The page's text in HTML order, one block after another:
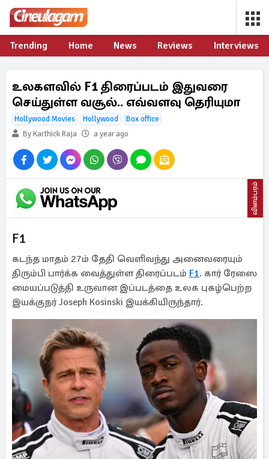
Trending Home News Reviews Interviews
உலகளவில் F1 திரைப்படம் இதுவரை
செய்துள்ள வசூல்.. எவ்வளவு தெரியுமா
Hollywood Movies Hollywood
Box office
By Karthick Raja
a year ago
விளம்பரம்
F1
கடந்த மாதம் 27ம் தேதி வெளிவந்து அனைவரையும்
திரும்பி பார்க்க வைத்துள்ள திரைப்படம் F1. கார் ரேஸை
மையப்படுத்தி உருவான இப்படத்தை உலக புகழ்பெற்ற
இயக்குநர் Joseph Kosinski இயக்கியிருந்தார்.